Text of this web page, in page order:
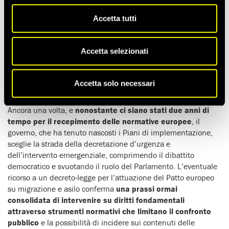
Accetta tutti
Accetta selezionati
Accetta solo necessari
sconcerto per l’annunciata adozione di unnuovo decreto-
legge in materia di migrazione e asilo, inserito all’ordine del
ancora in corso l’esame parlamentare del disegno di
già approvato dal Consiglio dei Ministri nei
Ancora una volta, e nonostante ci siano stati due anni di
tempo per il recepimento delle normative europee , il
governo, che ha tenuto nascosti i Piani di implementazione,
sceglie la strada della decretazione d’urgenza e
dell’intervento emergenziale, comprimendo il dibattito
democratico e svuotando il ruolo del Parlamento. L’eventuale
ricorso a un decreto-legge per l’attuazione del Patto europeo
su migrazione e asilo conferma una prassi ormai
consolidata di intervenire su diritti fondamentali
attraverso strumenti normativi che limitano il confronto
pubblico e la possibilità di incidere sui contenuti delle